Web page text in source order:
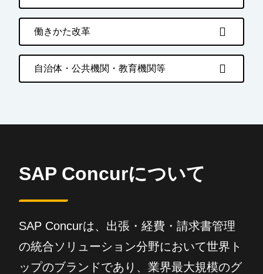
働きかた改革
自治体・公共機関・教育機関等
SAP Concurについて
SAP Concurは、出張・経費・請求書管理
の統合ソリューション分野において世界ト
ップのブランドであり、業界最大規模のグ